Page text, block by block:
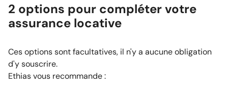
2 options pour compléter votre
assurance locative
Ces options sont facultatives, il n'y a aucune obligation
d'y souscrire.
Ethias vous recommande :